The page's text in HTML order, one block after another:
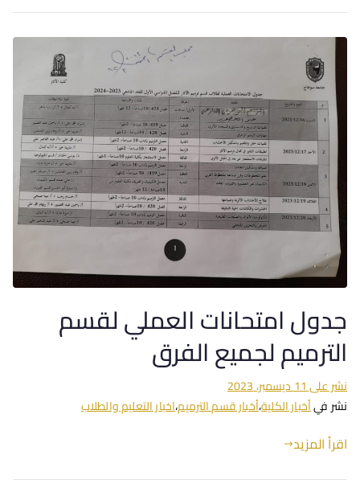
جدول امتحانات العملي لقسم
الترميم لجميع الفرق
نشر على11 ديسمبر، 2023
نشر فيأخبار الكلية،أخبار قسم الترميم،اخبار التعليم والطلاب
اقرأ المزيد